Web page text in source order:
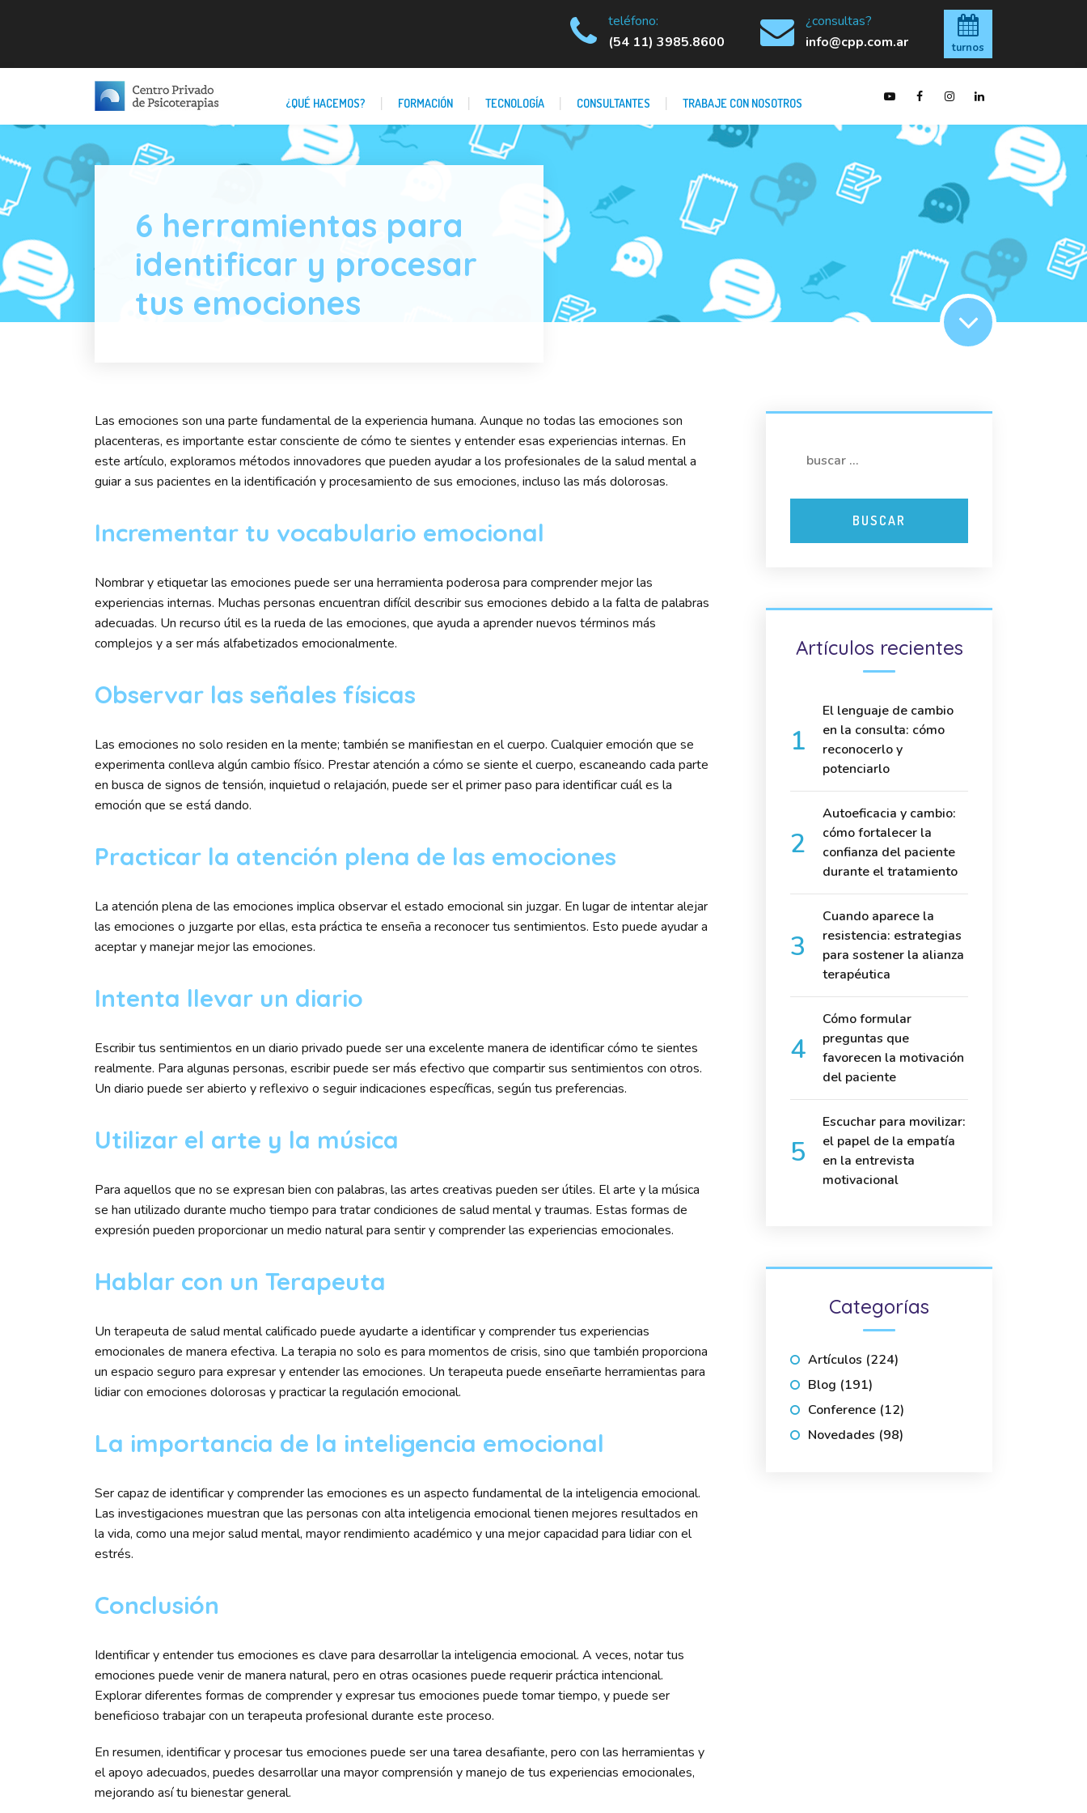
teléfono:
(54 11) 3985.8600
¿consultas?
info@cpp.com.ar
turnos
¿QUÉ HACEMOS? FORMACIÓN TECNOLOGÍA CONSULTANTES TRABAJE CON NOSOTROS
6 herramientas para
identificar y procesar
tus emociones
Las emociones son una parte fundamental de la experiencia humana. Aunque no todas las emociones son
placenteras, es importante estar consciente de cómo te sientes y entender esas experiencias internas. En
este artículo, exploramos métodos innovadores que pueden ayudar a los profesionales de la salud mental a
guiar a sus pacientes en la identificación y procesamiento de sus emociones, incluso las más dolorosas.
Incrementar tu vocabulario emocional
Nombrar y etiquetar las emociones puede ser una herramienta poderosa para comprender mejor las
experiencias internas. Muchas personas encuentran difícil describir sus emociones debido a la falta de palabras
adecuadas. Un recurso útil es la rueda de las emociones, que ayuda a aprender nuevos términos más
complejos y a ser más alfabetizados emocionalmente.
Observar las señales físicas
Las emociones no solo residen en la mente; también se manifiestan en el cuerpo. Cualquier emoción que se
experimenta conlleva algún cambio físico. Prestar atención a cómo se siente el cuerpo, escaneando cada parte
en busca de signos de tensión, inquietud o relajación, puede ser el primer paso para identificar cuál es la
emoción que se está dando.
Practicar la atención plena de las emociones
La atención plena de las emociones implica observar el estado emocional sin juzgar. En lugar de intentar alejar
las emociones o juzgarte por ellas, esta práctica te enseña a reconocer tus sentimientos. Esto puede ayudar a
aceptar y manejar mejor las emociones.
Intenta llevar un diario
Escribir tus sentimientos en un diario privado puede ser una excelente manera de identificar cómo te sientes
realmente. Para algunas personas, escribir puede ser más efectivo que compartir sus sentimientos con otros.
Un diario puede ser abierto y reflexivo o seguir indicaciones específicas, según tus preferencias.
Utilizar el arte y la música
Para aquellos que no se expresan bien con palabras, las artes creativas pueden ser útiles. El arte y la música
se han utilizado durante mucho tiempo para tratar condiciones de salud mental y traumas. Estas formas de
expresión pueden proporcionar un medio natural para sentir y comprender las experiencias emocionales.
Hablar con un Terapeuta
Un terapeuta de salud mental calificado puede ayudarte a identificar y comprender tus experiencias
emocionales de manera efectiva. La terapia no solo es para momentos de crisis, sino que también proporciona
un espacio seguro para expresar y entender las emociones. Un terapeuta puede enseñarte herramientas para
lidiar con emociones dolorosas y practicar la regulación emocional.
La importancia de la inteligencia emocional
Ser capaz de identificar y comprender las emociones es un aspecto fundamental de la inteligencia emocional.
Las investigaciones muestran que las personas con alta inteligencia emocional tienen mejores resultados en
la vida, como una mejor salud mental, mayor rendimiento académico y una mejor capacidad para lidiar con el
estrés.
Conclusión
Identificar y entender tus emociones es clave para desarrollar la inteligencia emocional. A veces, notar tus
emociones puede venir de manera natural, pero en otras ocasiones puede requerir práctica intencional.
Explorar diferentes formas de comprender y expresar tus emociones puede tomar tiempo, y puede ser
beneficioso trabajar con un terapeuta profesional durante este proceso.
En resumen, identificar y procesar tus emociones puede ser una tarea desafiante, pero con las herramientas y
el apoyo adecuados, puedes desarrollar una mayor comprensión y manejo de tus experiencias emocionales,
mejorando así tu bienestar general.
Artículos recientes
El lenguaje de cambio
en la consulta: cómo
reconocerlo y
potenciarlo
Autoeficacia y cambio:
cómo fortalecer la
confianza del paciente
durante el tratamiento
Cuando aparece la
resistencia: estrategias
para sostener la alianza
terapéutica
Cómo formular
preguntas que
favorecen la motivación
del paciente
Escuchar para movilizar:
el papel de la empatía
en la entrevista
motivacional
Categorías
Artículos (224)
Blog (191)
Conference (12)
Novedades (98)